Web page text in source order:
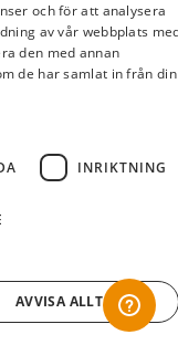
SWEDISH
FI
och för att analysera
av vår webbplats
den med annan
de har samlat in från din
INRIKTNING
AVVISA ALLT